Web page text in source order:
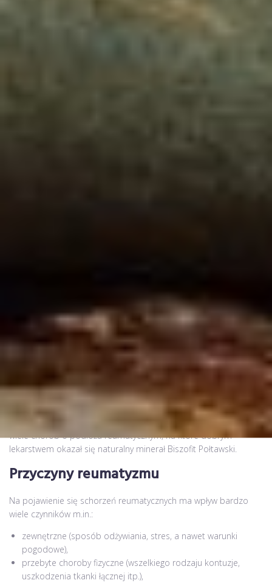
Reumatyzm to określenie, z którym w praktyce spotykamy się,
mając do czynienia ze schorzeniami objawiającymi się bólem
stawów i mięśni. Jednak pod tym określeniem kryje się bardzo
wiele chorób o podłożu reumatycznym, na które dobrym
lekarstwem okazał się naturalny minerał Biszofit Połtawski.
Przyczyny reumatyzmu
Na pojawienie się schorzeń reumatycznych ma wpływ bardzo
wiele czynników m.in.:
zewnętrzne (sposób odżywiania, stres, a nawet warunki
pogodowe),
przebyte choroby fizyczne (wszelkiego rodzaju kontuzje,
uszkodzenia tkanki łącznej itp.),